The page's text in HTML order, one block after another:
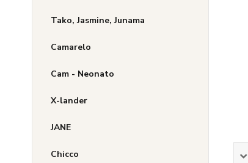
Tako, Jasmine, Junama
Camarelo
Cam - Neonato
X-lander
JANE
Chicco